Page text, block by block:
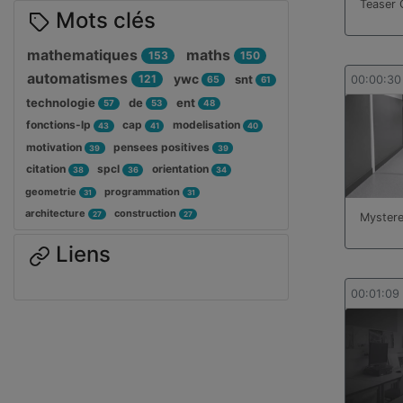
Teaser
00:00:30
Mystere
00:01:09
Mots clés
mathematiques 153 maths 150
automatismes 121 ywc 65 snt 61
technologie 57 de 53 ent 48
fonctions-lp 43 cap 41 modelisation 40
motivation 39 pensees positives 39
citation 38 spcl 36 orientation 34
geometrie 31 programmation 31
architecture 27 construction 27
Liens